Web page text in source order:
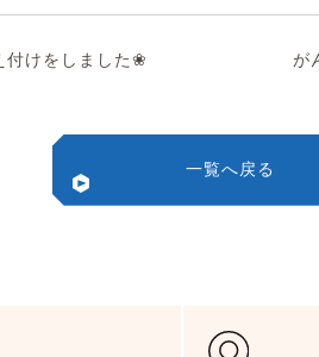
付けをしました❀ が
一覧へ戻る